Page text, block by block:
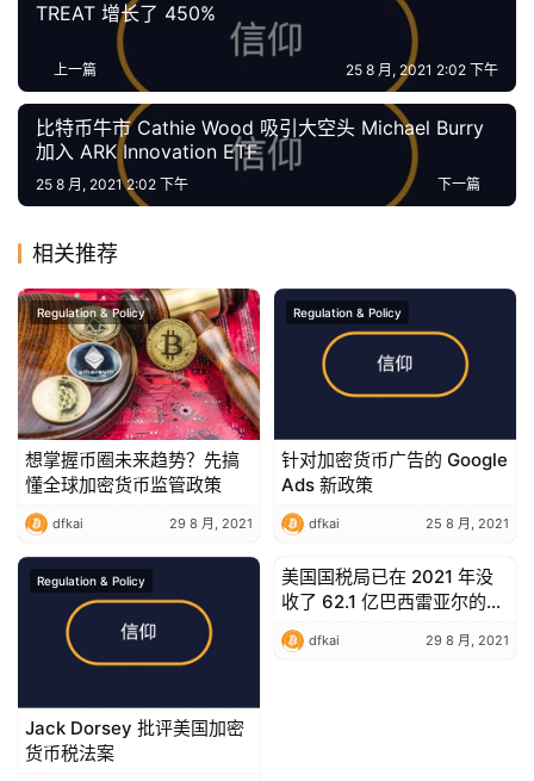
推
TREAT 增长了 450%
上一篇 25 8 月, 2021 2:02 下午
比特币牛市 Cathie Wood 吸引大空头 Michael Burry
加入 ARK Innovation ETF
下一篇
25 8 月, 2021 2:02 下午
相关推荐
Regulation & Policy
想掌握币圈未来趋势？先搞
懂全球加密货币监管政策
dfkai 29 8 月, 2021
Regulation & Policy
针对加密货币广告的 Google
Ads 新政策
dfkai 25 8 月, 2021
Regulation & Policy
Jack Dorsey 批评美国加密
货币税法案
Regulation & Policy
美国国税局已在 2021 年没
收了 62.1 亿巴西雷亚尔的加
密货币
dfkai 29 8 月, 2021